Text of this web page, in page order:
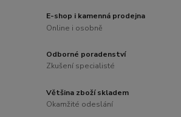
E-shop i kamenná prodejna
Online i osobně
Odborné poradenství
Zkušení specialisté
Většina zboží skladem
Okamžité odeslání